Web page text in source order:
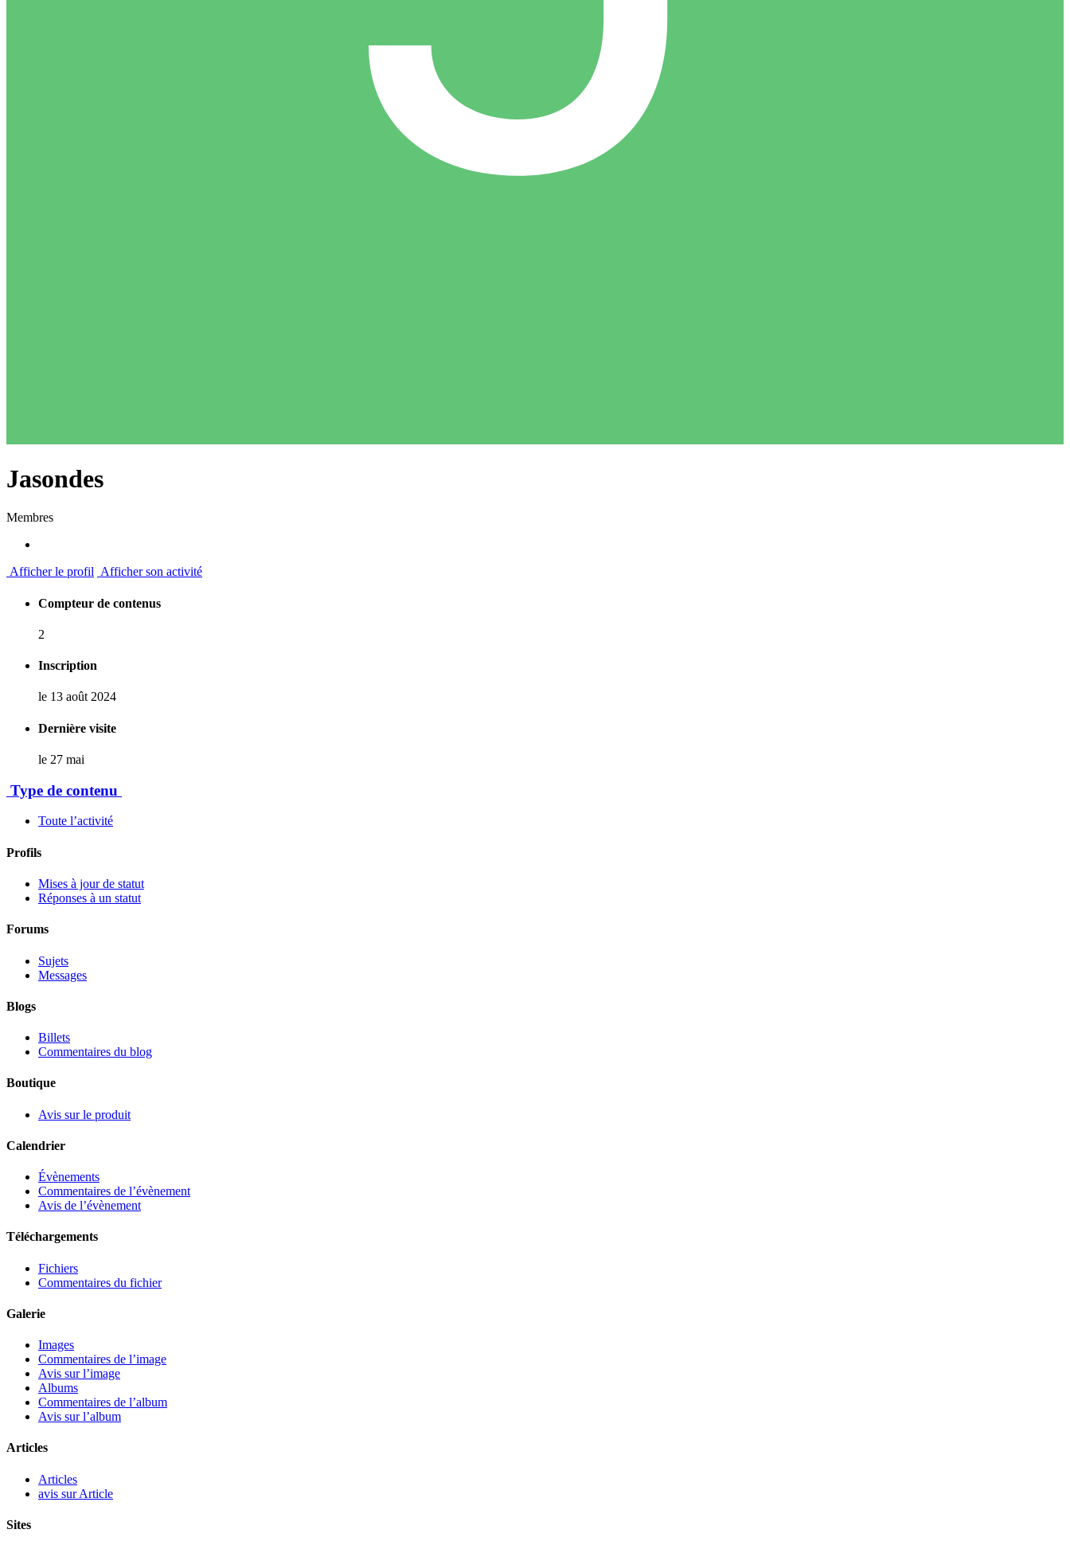
Jasondes
Membres
Afficher le profil Afficher son activité
Compteur de contenus
2
Inscription
le 13 août 2024
Dernière visite
le 27 mai
Type de contenu
Toute l’activité
Profils
Mises à jour de statut
Réponses à un statut
Forums
Sujets
Messages
Blogs
Billets
Commentaires du blog
Boutique
Avis sur le produit
Calendrier
Évènements
Commentaires de l’évènement
Avis de l’évènement
Téléchargements
Fichiers
Commentaires du fichier
Galerie
Images
Commentaires de l’image
Avis sur l’image
Albums
Commentaires de l’album
Avis sur l’album
Articles
Articles
avis sur Article
Sites